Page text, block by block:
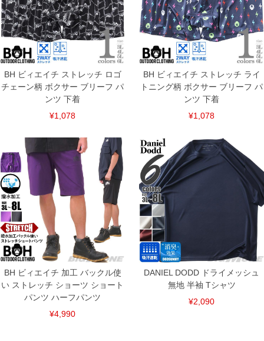
COLOR VARIATION
BH ビィエイチ ストレッチ ロゴ
チェーン柄 ボクサー ブリーフ パ
ンツ 下着
¥1,078
BH ビィエイチ ストレッチ ライ
トニング柄 ボクサー ブリーフ パ
ンツ 下着
¥1,078
BH ビィエイチ 加工 バックル使
い ストレッチ ショーツ ショート
パンツ ハーフパンツ
¥4,990
DANIEL DODD ドライメッシュ
無地 半袖 Tシャツ
¥2,090